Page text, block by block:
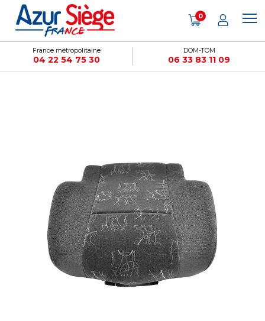
France métropolitaine
04 22 54 75 30
DOM-TOM
06 33 83 11 09
0
Panneau de gestion des cookies